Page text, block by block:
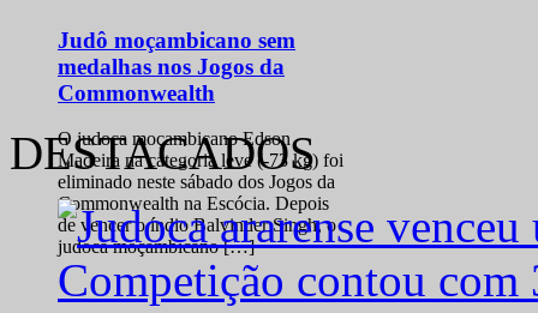
Judô moçambicano sem
medalhas nos Jogos da
Commonwealth
O judoca moçambicano Edson
Madeira na categoria leve (-73 kg) foi
eliminado neste sábado dos Jogos da
Commonwealth na Escócia. Depois
de vencer o índio Balvinder Singh, o
judoca moçambicano […]
DESTACADOS